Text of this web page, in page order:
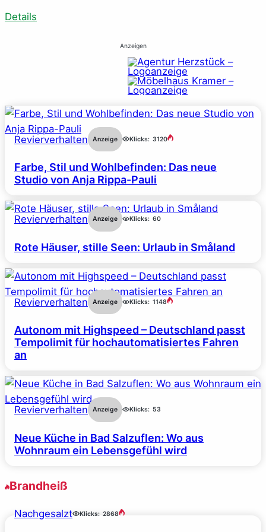
Details
Anzeigen
Revierverhalten Anzeige Klicks: 3120
Farbe, Stil und Wohlbefinden: Das neue
Studio von Anja Rippa-Pauli
Revierverhalten Anzeige Klicks: 60
Rote Häuser, stille Seen: Urlaub in Småland
Revierverhalten Anzeige Klicks: 1148
Autonom mit Highspeed – Deutschland passt
Tempolimit für hochautomatisiertes Fahren
an
Revierverhalten Anzeige Klicks: 53
Neue Küche in Bad Salzuflen: Wo aus
Wohnraum ein Lebensgefühl wird
Brandheiß
Nachgesalzt Klicks: 2868